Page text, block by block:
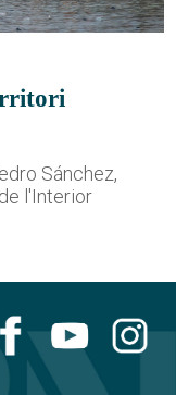
Sánchez,
l'Interior